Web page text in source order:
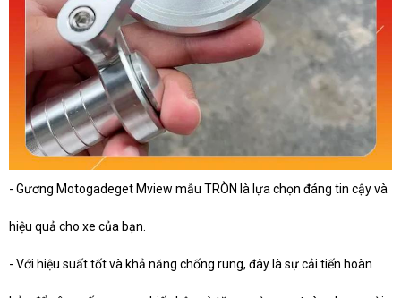
- Gương Motogadeget Mview mẫu TRÒN là lựa chọn đáng tin cậy và
hiệu quả cho xe của bạn.
- Với hiệu suất tốt và khả năng chống rung, đây là sự cải tiến hoàn